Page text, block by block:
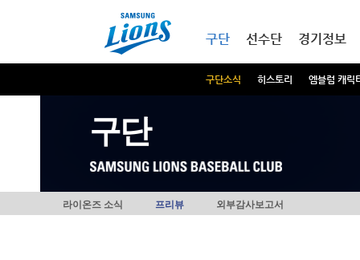
구단
구단소식 히스토리 엠블럼 캐릭
선수단 경기정보
구단
라이온즈 소식 프리뷰 외부감사보고서